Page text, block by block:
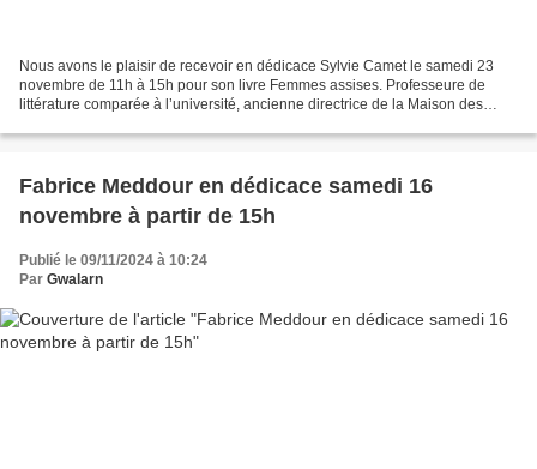
Nous avons le plaisir de recevoir en dédicace Sylvie Camet le samedi 23
novembre de 11h à 15h pour son livre Femmes assises. Professeure de
littérature comparée à l’université, ancienne directrice de la Maison des
Fabrice Meddour en dédicace samedi 16
novembre à partir de 15h
Publié le 09/11/2024 à 10:24
Par Gwalarn